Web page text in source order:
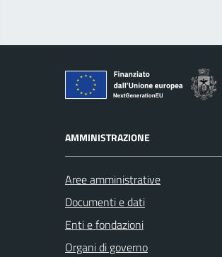
AMMINISTRAZIONE
Aree amministrative
Documenti e dati
Enti e fondazioni
Organi di governo